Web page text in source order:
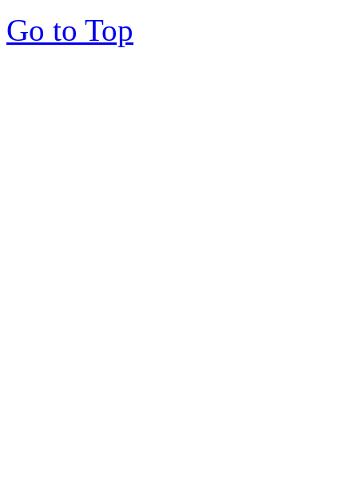
Go to Top